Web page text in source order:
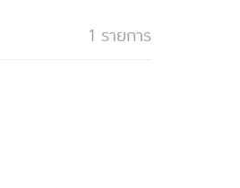
1 รายการ